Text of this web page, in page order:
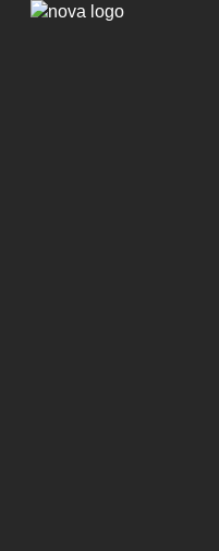
Logo